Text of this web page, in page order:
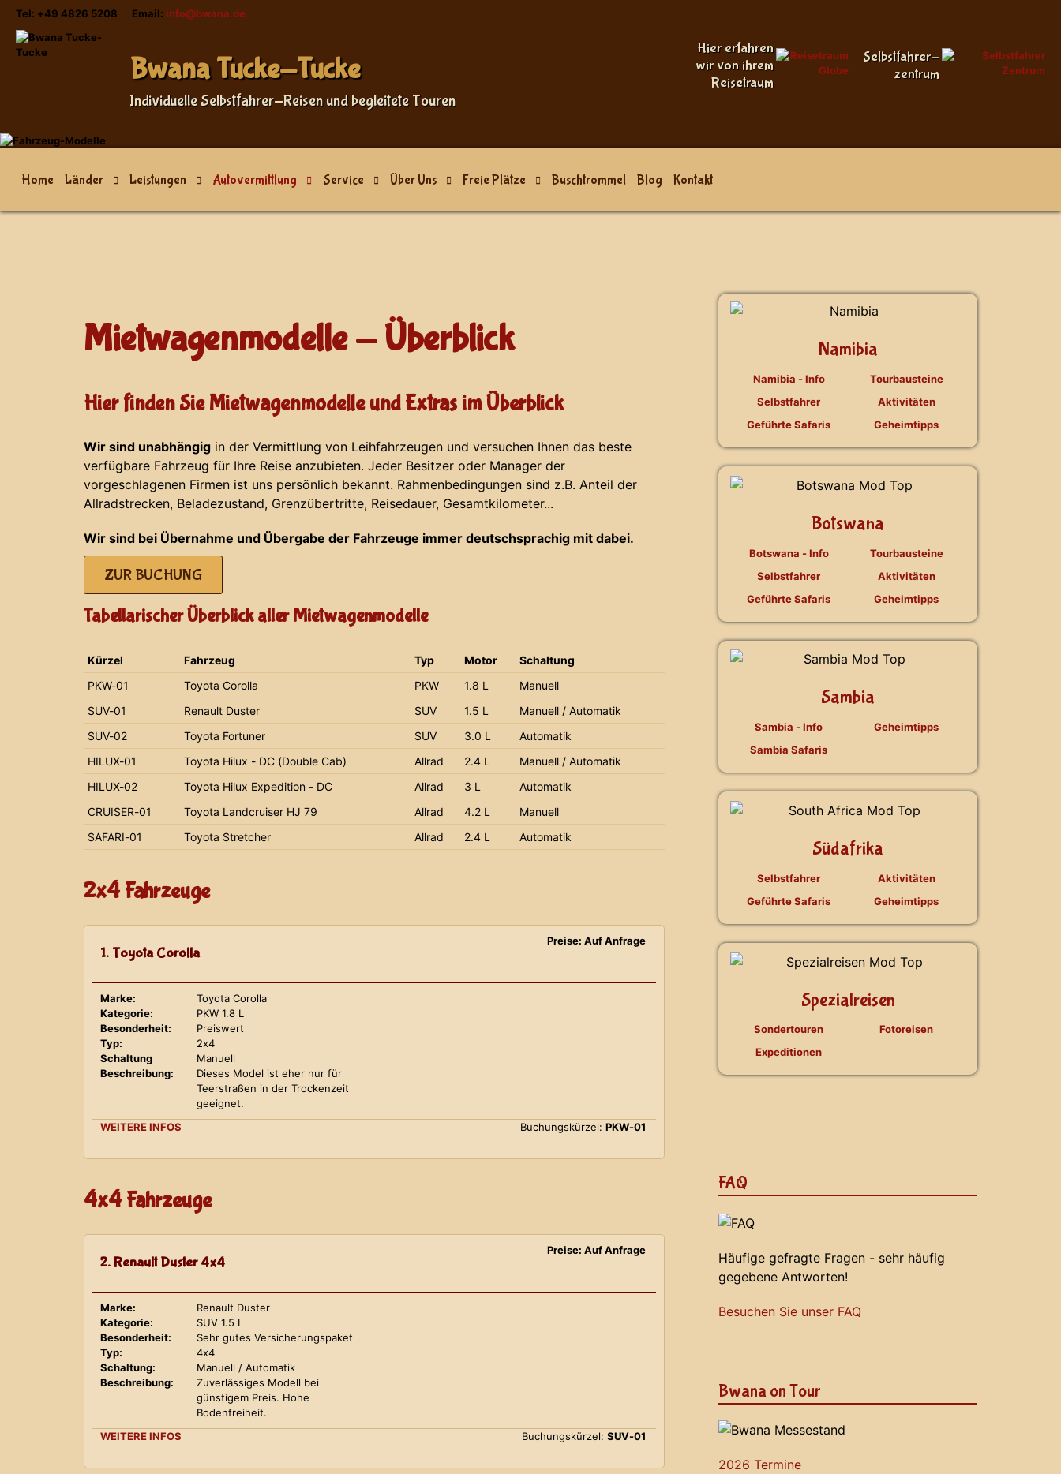
Tel: +49 4826 5208 Email: info@bwana.de
Sprache auswählen
Bwana Tucke-Tucke
Individuelle Selbstfahrer-Reisen und begleitete Touren
Hier erfahren
wir von ihrem
Reisetraum
Selbstfahrer-
zentrum
Home Länder Leistungen Autovermittlung Service Über Uns Freie Plätze Buschtrommel Blog Kontakt
Mietwagenmodelle - Überblick
Hier finden Sie Mietwagenmodelle und Extras im Überblick
Wir sind unabhängig in der Vermittlung von Leihfahrzeugen und versuchen Ihnen das beste
verfügbare Fahrzeug für Ihre Reise anzubieten. Jeder Besitzer oder Manager der
vorgeschlagenen Firmen ist uns persönlich bekannt. Rahmenbedingungen sind z.B. Anteil der
Allradstrecken, Beladezustand, Grenzübertritte, Reisedauer, Gesamtkilometer...
Wir sind bei Übernahme und Übergabe der Fahrzeuge immer deutschsprachig mit dabei.
ZUR BUCHUNG
Tabellarischer Überblick aller Mietwagenmodelle
Kürzel Fahrzeug Typ Motor
Schaltung
PKW-01
Toyota Corolla PKW 1.8 L
Manuell
SUV-01
Renault Duster SUV 1.5 L
Manuell / Automatik
SUV-02
Toyota Fortuner SUV 3.0 L
Automatik
HILUX-01
Toyota Hilux - DC (Double Cab) Allrad 2.4 L
Manuell / Automatik
HILUX-02
Toyota Hilux Expedition - DC Allrad 3 L
Automatik
CRUISER-01
Toyota Landcruiser HJ 79 Allrad 4.2 L
Manuell
SAFARI-01
Toyota Stretcher Allrad 2.4 L Automatik
2x4 Fahrzeuge
1. Toyota Corolla
Preise: Auf Anfrage
Marke:
Toyota Corolla
Kategorie:
PKW 1.8 L
Besonderheit:
Preiswert
Typ:
2x4
Schaltung
Manuell
Beschreibung:
Dieses Model ist eher nur für
Teerstraßen in der Trockenzeit
geeignet.
WEITERE INFOS
Buchungskürzel: PKW-01
4x4 Fahrzeuge
2. Renault Duster 4x4
Preise: Auf Anfrage
Marke:
Renault Duster
Kategorie:
SUV 1.5 L
Besonderheit:
Sehr gutes Versicherungspaket
Typ:
4x4
Schaltung:
Manuell / Automatik
Beschreibung:
Zuverlässiges Modell bei
günstigem Preis. Hohe
Bodenfreiheit.
WEITERE INFOS
Buchungskürzel: SUV-01
Namibia
Namibia - Info
Selbstfahrer
Geführte Safaris
Tourbausteine
Aktivitäten
Geheimtipps
Botswana
Botswana - Info
Selbstfahrer
Geführte Safaris
Tourbausteine
Aktivitäten
Geheimtipps
Sambia
Sambia - Info
Sambia Safaris
Geheimtipps
Südafrika
Selbstfahrer
Geführte Safaris
Aktivitäten
Geheimtipps
Spezialreisen
Sondertouren
Expeditionen
Fotoreisen
FAQ
Häufige gefragte Fragen - sehr häufig
gegebene Antworten!
Besuchen Sie unser FAQ
Bwana on Tour
2026 Termine